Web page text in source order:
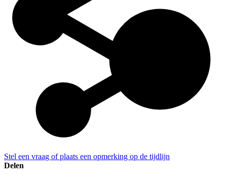
Stel een vraag of plaats een opmerking op de tijdlijn
Delen